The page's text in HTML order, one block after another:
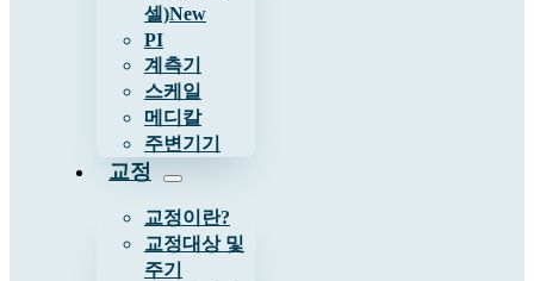
셀)New
PI
계측기
스케일
메디칼
주변기기
교정
교정이란?
교정대상 및
주기